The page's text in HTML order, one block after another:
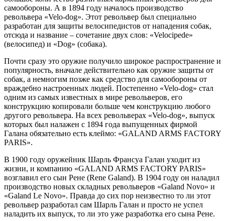
самообороны. А в 1894 году началось производство
револьвера «Velo-dog». Этот револьвер был специально
разработан для защиты велосипедистов от нападения собак,
отсюда и название – сочетание двух слов: «Velocipede»
(велoсипед) и «Dog» (сoбaкa).
Почти сразу это оружие получило широкое распространение и
популярность, вначале действительно как оружие защиты от
собак, а немногим позже как средство для самообороны от
враждебно настроенных людей. Постепенно «Velo-dog» стал
одним из самых известных в мире револьверов, его
конструкцию копировали больше чем конструкцию любого
другого револьвера. На всех револьверах «Velo-dog», выпуск
которых был налажен с 1894 года выпущенных фирмой
Галана обязательно есть клеймо: «GALAND ARMS FACTORY
PARIS».
В 1900 году оружейник Шарль Франсуа Галан уходит из
жизни, и компанию «GALAND ARMS FACTORY PARIS»
возглавил его сын Рене (Rene Galand). В 1904 году он наладил
производство новых складных револьверов «Galand Novo» и
«Galand Le Novo». Правда до сих пор неизвестно то ли этот
револьвер разработал сам Шарль Галан и просто не успел
наладить их выпуск, то ли это уже разработка его сына Рене.